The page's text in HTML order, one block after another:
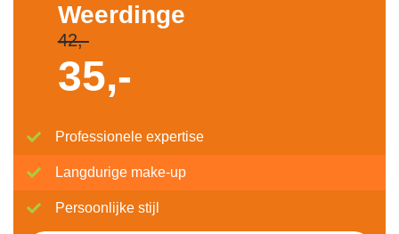
Weerdinge
42,-
35,-
Professionele expertise
Langdurige make-up
Persoonlijke stijl